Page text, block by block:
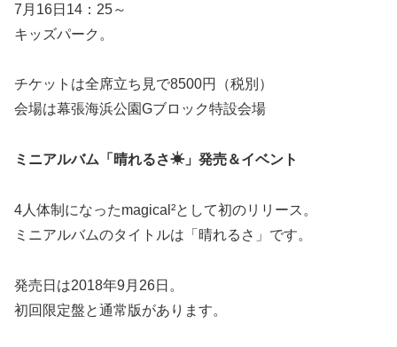
7月16日14：25～
キッズパーク。
チケットは全席立ち見で8500円（税別）
会場は幕張海浜公園Gブロック特設会場
ミニアルバム「晴れるさ☀」発売＆イベント
4人体制になったmagical²として初のリリース。
ミニアルバムのタイトルは「晴れるさ」です。
発売日は2018年9月26日。
初回限定盤と通常版があります。